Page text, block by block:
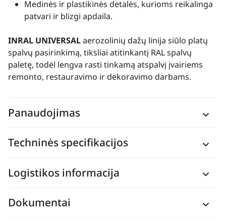
Medinės ir plastikinės detalės, kurioms reikalinga
patvari ir blizgi apdaila.
INRAL UNIVERSALaerozolinių dažų linija siūlo platų
spalvų pasirinkimą, tiksliai atitinkantį RAL spalvų
paletę, todėl lengva rasti tinkamą atspalvį įvairiems
remonto, restauravimo ir dekoravimo darbams.
Panaudojimas
Techninės specifikacijos
Logistikos informacija
Dokumentai